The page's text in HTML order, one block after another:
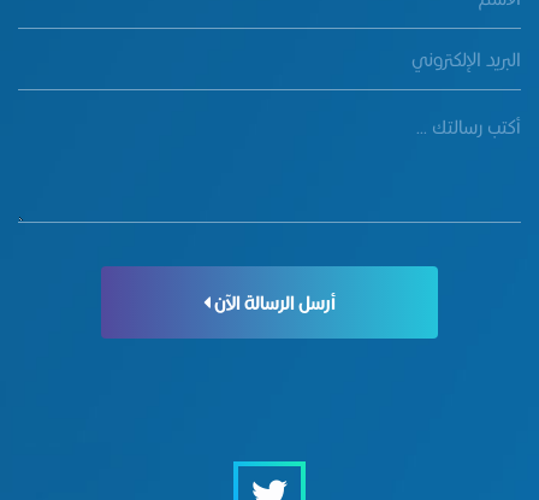
أرسل الرسالة الآن